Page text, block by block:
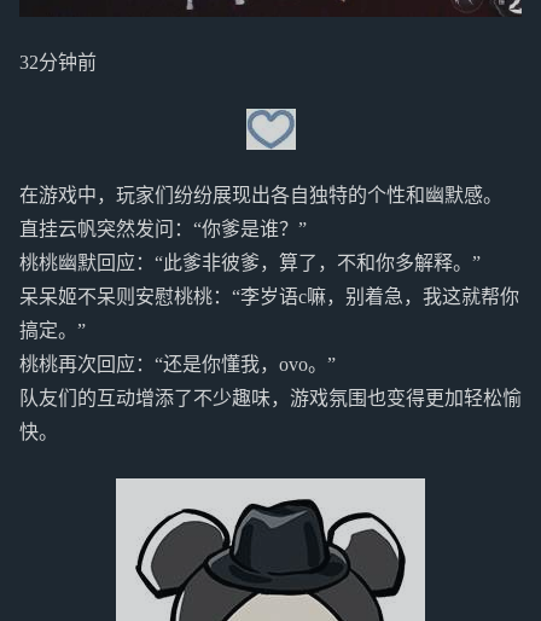
32分钟前
在游戏中，玩家们纷纷展现出各自独特的个性和幽默感。
直挂云帆突然发问：“你爹是谁？”
桃桃幽默回应：“此爹非彼爹，算了，不和你多解释。”
呆呆姬不呆则安慰桃桃：“李岁语c嘛，别着急，我这就帮你
搞定。”
桃桃再次回应：“还是你懂我，ovo。”
队友们的互动增添了不少趣味，游戏氛围也变得更加轻松愉
快。